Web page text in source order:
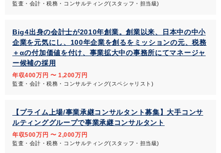
監査・会計・税務・コンサルティング(スタッフ・担当級)
Big4出身の会計士が2010年創業。創業以来、日本中の中小
企業を元気にし、100年企業を創るをミッションの元、税務
＋αの付加価値を付け、事業拡大中の事務所にてマネージャ
ー候補の採用
年収400万円 〜 1,200万円
監査・会計・税務・コンサルティング(スペシャリスト)
【プライム上場/事業承継コンサルタント募集】大手コンサ
ルティンググループで事業承継コンサルタント
年収500万円 〜 2,000万円
監査・会計・税務・コンサルティング(スタッフ・担当級)